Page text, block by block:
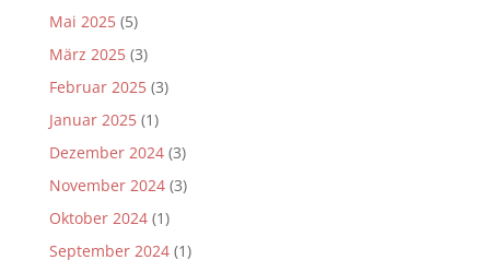
Mai 2025(5)
März 2025(3)
Februar 2025(3)
Januar 2025(1)
Dezember 2024(3)
November 2024(3)
Oktober 2024(1)
September 2024(1)